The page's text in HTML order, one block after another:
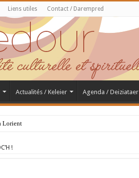
Liens utiles Contact / Darempred
Actualités / Keleier Agenda / Deiziataer
Lorient
!